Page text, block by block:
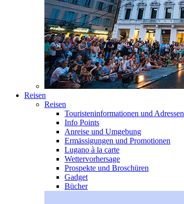
Reisen
Reisen
Touristeninformationen und Adressen
Info Points
Anreise und Umgebung
Ermässigungen und Promotionen
Lugano à la carte
Wettervorhersage
Prospekte und Broschüren
Gadget
Bücher